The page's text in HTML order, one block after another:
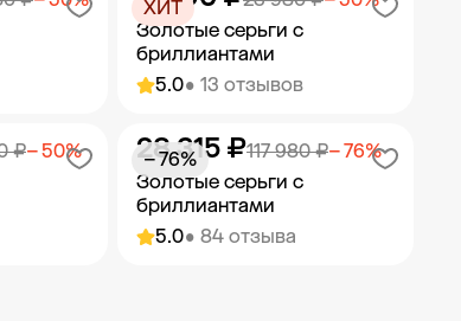
5.0• 13 отзывов
Золотые серьги с
бриллиантами
ХИТ
Добавить в корзину
₽− 50%
5.0• 84 отзыва
Золотые серьги с
бриллиантами
117 980 ₽− 76%
28 315 ₽
− 76%